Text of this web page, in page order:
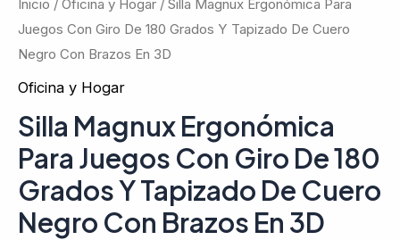
Inicio / Oficina y Hogar / Silla Magnux Ergonómica Para
Juegos Con Giro De 180 Grados Y Tapizado De Cuero
Negro Con Brazos En 3D
Oficina y Hogar
Silla Magnux Ergonómica
Para Juegos Con Giro De 180
Grados Y Tapizado De Cuero
Negro Con Brazos En 3D